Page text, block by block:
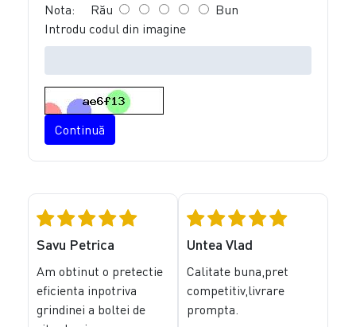
Nota: Rău
Bun
Introdu codul din imagine
Continuă
Savu Petrica
Am obtinut o pretectie
eficienta inpotriva
grindinei a boltei de
Untea Vlad
Calitate buna,pret
competitiv,livrare
prompta.